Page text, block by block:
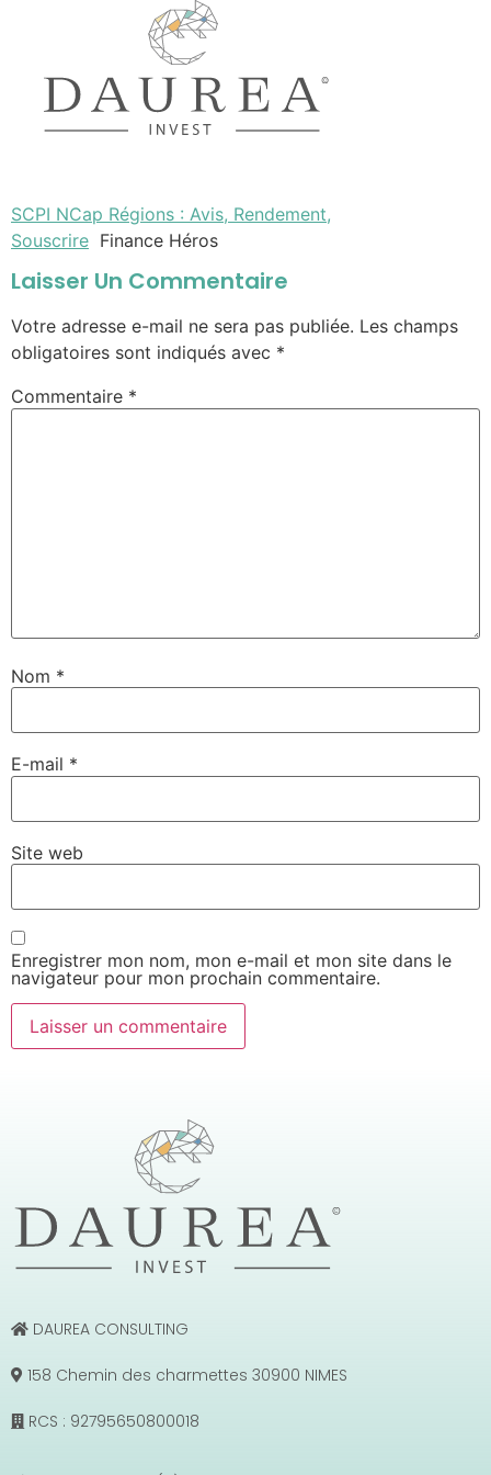
SCPI NCap Régions : Avis, Rendement,
Souscrire Finance Héros
Laisser Un Commentaire
Votre adresse e-mail ne sera pas publiée. Les champs
obligatoires sont indiqués avec *
Commentaire *
Nom *
E-mail *
Site web
Enregistrer mon nom, mon e-mail et mon site dans le
navigateur pour mon prochain commentaire.
DAUREA CONSULTING
158 Chemin des charmettes 30900 NIMES
RCS : 92795650800018